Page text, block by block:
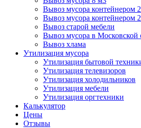
Вывоз мусора контейнером
Вывоз мусора контейнером
Вывоз старой мебели
Вывоз мусора в Московской
Вывоз хлама
Утилизация мусора
Утилизация бытовой
Утилизация телевизоров
Утилизация холодильников
Утилизация мебели
Утилизация оргтехники
Калькулятор
Цены
Отзывы